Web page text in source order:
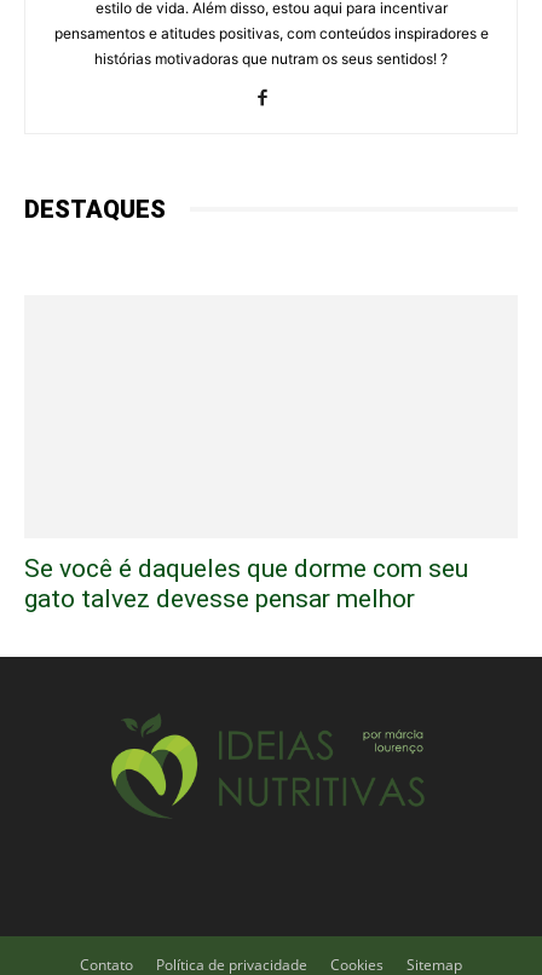
estilo de vida. Além disso, estou aqui para incentivar
pensamentos e atitudes positivas, com conteúdos inspiradores e
histórias motivadoras que nutram os seus sentidos! ?
DESTAQUES
Se você é daqueles que dorme com seu
gato talvez devesse pensar melhor
Contato Política de privacidade Cookies Sitemap